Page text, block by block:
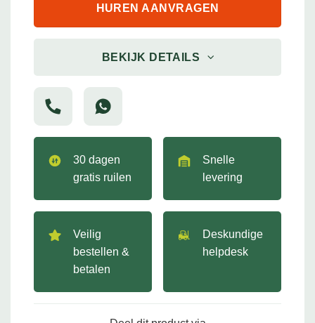
HUREN AANVRAGEN
BEKIJK DETAILS
30 dagen
gratis ruilen
Snelle
levering
Veilig
bestellen &
betalen
Deskundige
helpdesk